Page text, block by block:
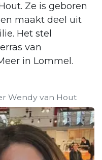
Ze is geboren
maakt deel uit
Het stel
van
in Lommel.
Wendy van Hout